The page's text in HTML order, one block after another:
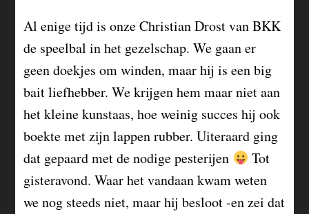
Al enige tijd is onze Christian Drost van BKK
de speelbal in het gezelschap. We gaan er
geen doekjes om winden, maar hij is een big
bait liefhebber. We krijgen hem maar niet aan
het kleine kunstaas, hoe weinig succes hij ook
boekte met zijn lappen rubber. Uiteraard ging
dat gepaard met de nodige pesterijen
Tot
gisteravond. Waar het vandaan kwam weten
we nog steeds niet, maar hij besloot -en zei dat